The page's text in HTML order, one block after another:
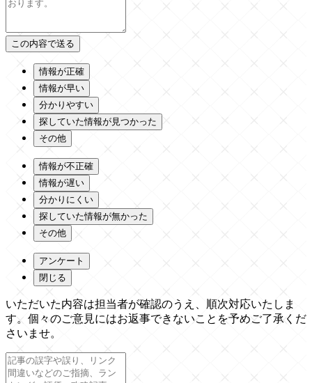
情報が正確
情報が早い
分かりやすい
探していた情報が見つかった
その他
情報が不正確
情報が遅い
分かりにくい
探していた情報が無かった
その他
アンケート
閉じる
いただいた内容は担当者が確認のうえ、順次対応いたしま
す。個々のご意見にはお返事できないことを予めご了承くだ
さいませ。